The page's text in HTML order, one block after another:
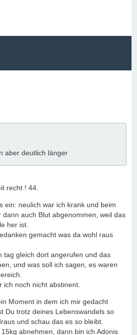
aber deutlich länger
recht ! 44.
ein: neulich war ich krank und beim
auch Blut abgenommen, weil das
her ist.
gemacht was da wohl raus
tag gleich dort angerufen und das
und was soll ich sagen, es waren
ich noch nicht abstinent.
Moment in dem ich mir gedacht
Du trotz deines Lebenswandels so
und schau das es so bleibt.
abnehmen, dann bin ich Adonis